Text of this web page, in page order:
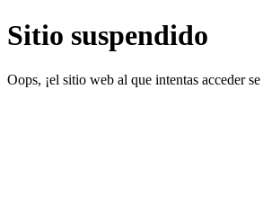
Sitio suspendido
Oops, ¡el sitio web al que intentas acceder